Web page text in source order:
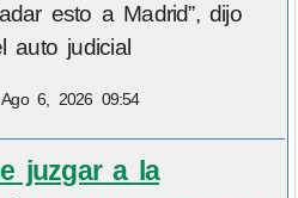
esto a Madrid”, dijo
auto judicial
Ago 6, 2026 09:54
juzgar a la